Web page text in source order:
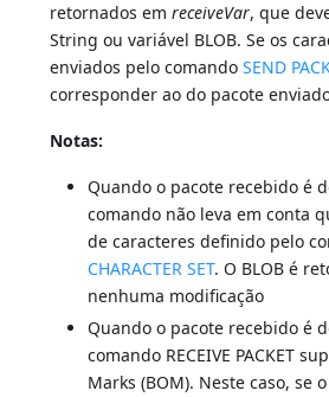
retornados emreceiveVar, que
String ou variável BLOB. Se os
enviados pelo comandoSEND
corresponder ao do pacote
Notas:
Quando o pacote recebido é
comando não leva em conta
de caracteres definido pelo
CHARACTER SET. O BLOB é
nenhuma modificação
Quando o pacote recebido é
comando RECEIVE PACKET
Marks (BOM). Neste caso, se